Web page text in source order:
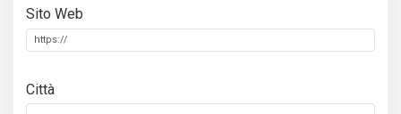
Sito Web
Città